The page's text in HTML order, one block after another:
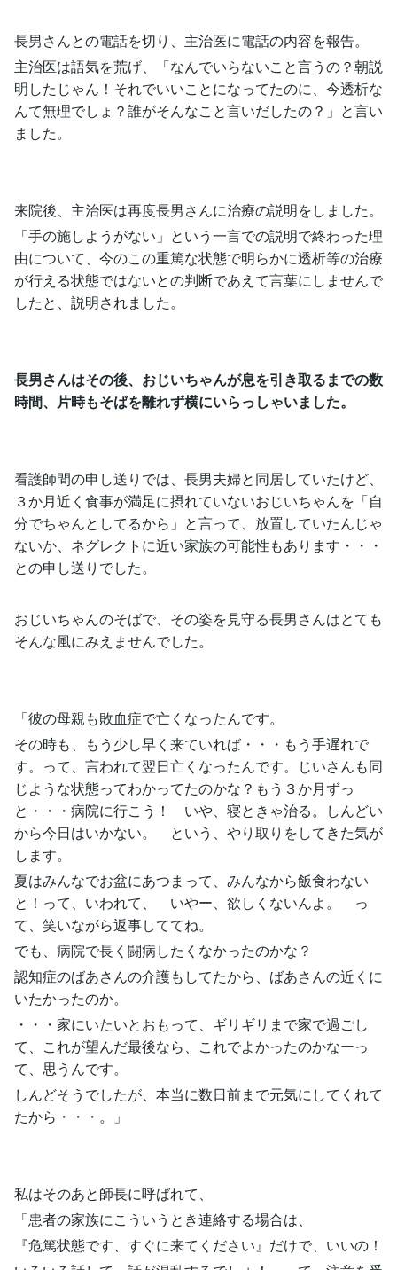
長男さんとの電話を切り、主治医に電話の内容を報告。
主治医は語気を荒げ、「なんでいらないこと言うの？朝説
明したじゃん！それでいいことになってたのに、今透析な
んて無理でしょ？誰がそんなこと言いだしたの？」と言い
ました。
来院後、主治医は再度長男さんに治療の説明をしました。
「手の施しようがない」という一言での説明で終わった理
由について、今のこの重篤な状態で明らかに透析等の治療
が行える状態ではないとの判断であえて言葉にしませんで
したと、説明されました。
長男さんはその後、おじいちゃんが息を引き取るまでの数
時間、片時もそばを離れず横にいらっしゃいました。
看護師間の申し送りでは、長男夫婦と同居していたけど、
３か月近く食事が満足に摂れていないおじいちゃんを「自
分でちゃんとしてるから」と言って、放置していたんじゃ
ないか、ネグレクトに近い家族の可能性もあります・・・
との申し送りでした。
おじいちゃんのそばで、その姿を見守る長男さんはとても
そんな風にみえませんでした。
「彼の母親も敗血症で亡くなったんです。
その時も、もう少し早く来ていれば・・・もう手遅れで
す。って、言われて翌日亡くなったんです。じいさんも同
じような状態ってわかってたのかな？もう３か月ずっ
と・・・病院に行こう！ いや、寝ときゃ治る。しんどい
から今日はいかない。 という、やり取りをしてきた気が
します。
夏はみんなでお盆にあつまって、みんなから飯食わない
と！って、いわれて、 いやー、欲しくないんよ。 っ
て、笑いながら返事しててね。
でも、病院で長く闘病したくなかったのかな？
認知症のばあさんの介護もしてたから、ばあさんの近くに
いたかったのか。
・・・家にいたいとおもって、ギリギリまで家で過ごし
て、これが望んだ最後なら、これでよかったのかなーっ
て、思うんです。
しんどそうでしたが、本当に数日前まで元気にしてくれて
たから・・・。」
私はそのあと師長に呼ばれて、
「患者の家族にこういうとき連絡する場合は、
『危篤状態です、すぐに来てください』だけで、いいの！